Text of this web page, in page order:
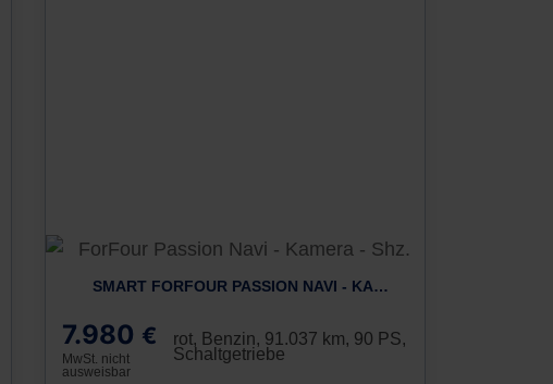
SMART FORFOUR PASSION NAVI - KAMERA - SHZ.
7.980 €
MwSt. nicht
ausweisbar
rot, Benzin, 91.037 km, 90 PS,
Schaltgetriebe